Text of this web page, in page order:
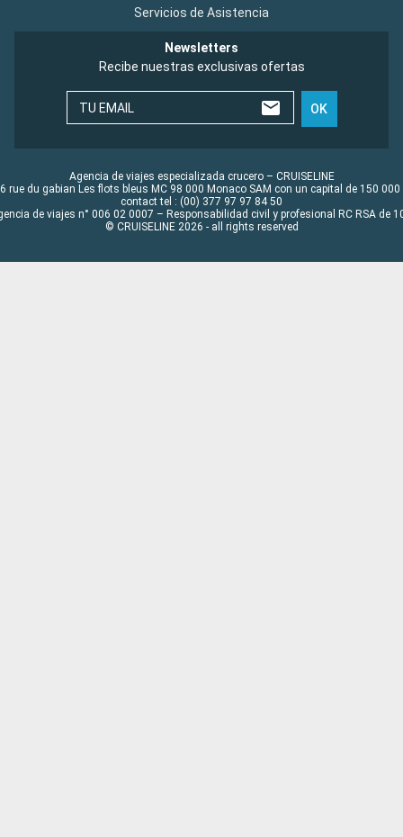
Servicios de Asistencia
Newsletters
Recibe nuestras exclusivas ofertas
TU EMAIL OK
Agencia de viajes especializada crucero – CRUISELINE
rue du gabian Les flots bleus MC 98 000 Monaco SAM con un capital de 150 000
contact tel : (00) 377 97 97 84 50
de viajes n° 006 02 0007 – Responsabilidad civil y profesional RC RSA de
© CRUISELINE 2026 - all rights reserved